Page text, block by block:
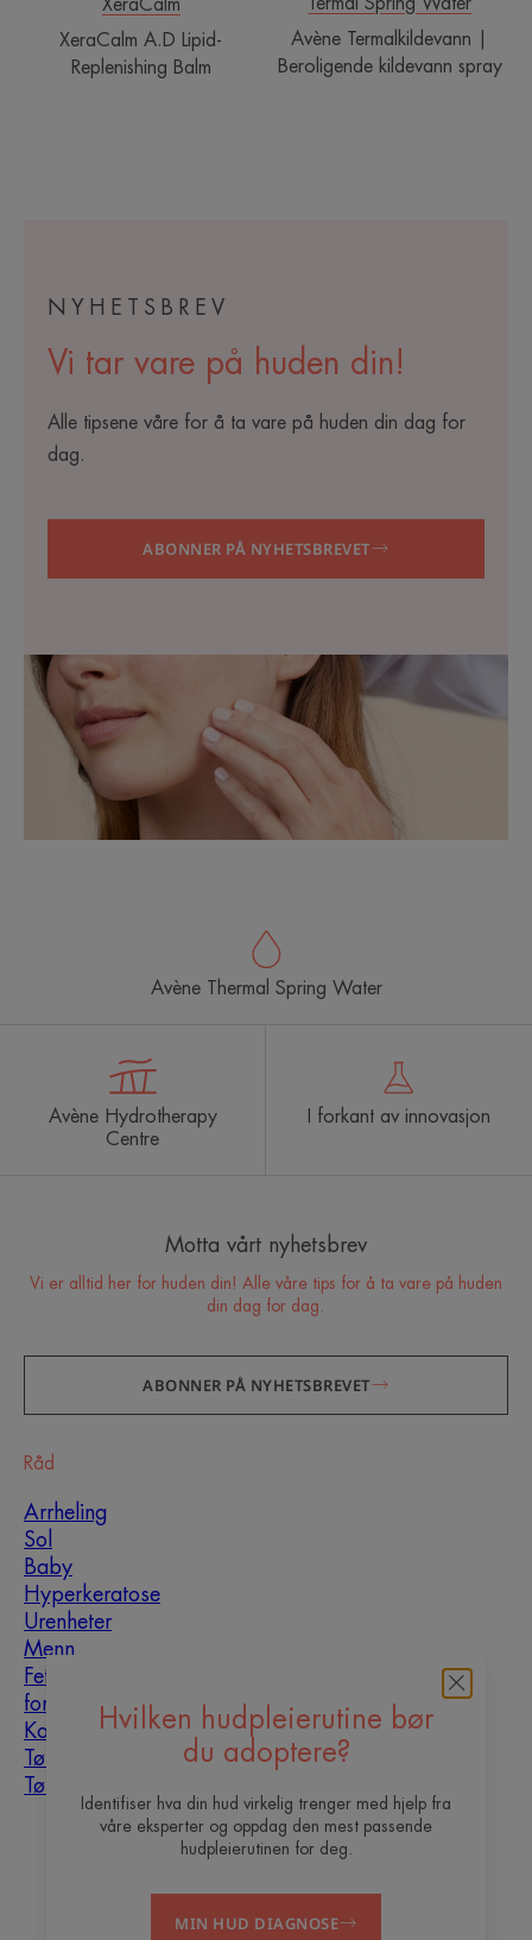
XeraCalm
XeraCalm A.D Lipid-
Replenishing Balm
Avène Termalkildevann |
Beroligende kildevann spray
NYHETSBREV
Vi tar vare på huden din!
Alle tipsene våre for å ta vare på huden din dag for
dag.
ABONNER PÅ NYHETSBREVET
Hvilken hudpleierutine bør
du adoptere?
Identifiser hva din hud virkelig trenger med hjelp fra
våre eksperter og oppdag den mest passende
hudpleierutinen for deg.
MIN HUD DIAGNOSE
Avène Thermal Spring Water
Avène Hydrotherapy
Centre
I forkant av innovasjon
Motta vårt nyhetsbrev
Vi er alltid her for huden din! Alle våre tips for å ta vare på huden
din dag for dag.
ABONNER PÅ NYHETSBREVET
Råd
Arrheling
Sol
Baby
Hyperkeratose
Urenheter
Menn
Fet hud som er utsatt
for urenheter
Kombinasjonshud
Tørr hud
Tørrhet og dehydrering
Om oss
Vil du bli vår content
creator?
Ofte stilte